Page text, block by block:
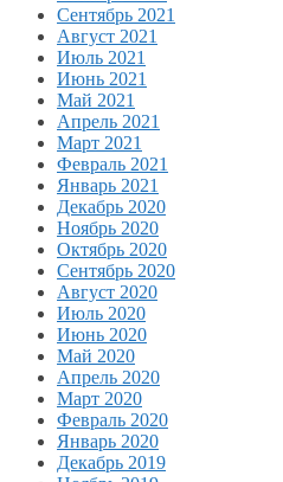
Сентябрь 2021
Август 2021
Июль 2021
Июнь 2021
Май 2021
Апрель 2021
Март 2021
Февраль 2021
Январь 2021
Декабрь 2020
Ноябрь 2020
Октябрь 2020
Сентябрь 2020
Август 2020
Июль 2020
Июнь 2020
Май 2020
Апрель 2020
Март 2020
Февраль 2020
Январь 2020
Декабрь 2019